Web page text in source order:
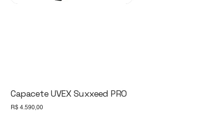
Capacete UVEX Suxxeed PRO
Preço
R$ 4.590,00